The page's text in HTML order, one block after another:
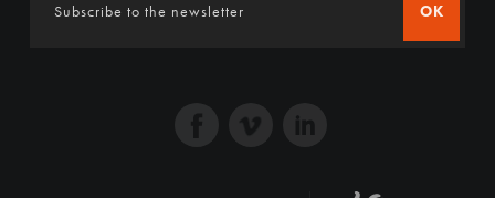
OK